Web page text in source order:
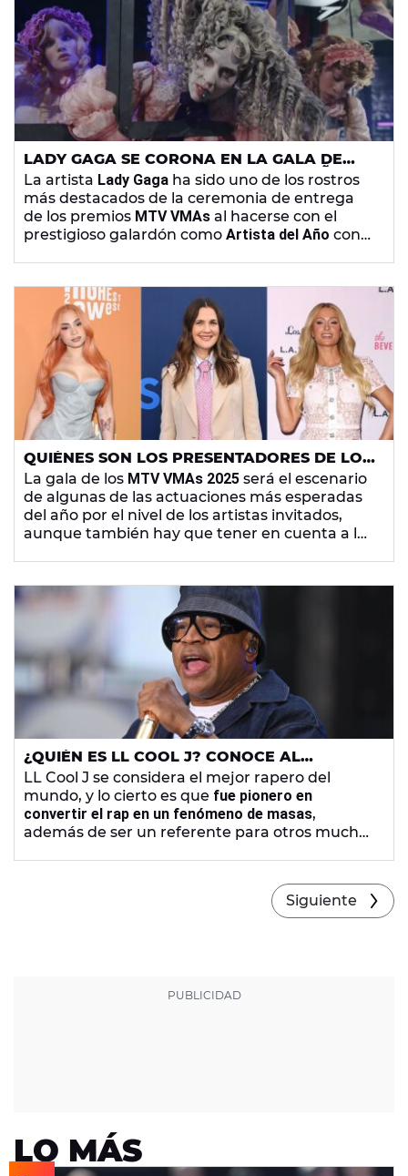
LADY GAGA SE CORONA EN LA GALA DE
LOS MTV VMAS COMO ARTISTA DEL AÑO
La artista Lady Gaga ha sido uno de los rostros
más destacados de la ceremonia de entrega
de los premios MTV VMAs al hacerse con el
prestigioso galardón como Artista del Año con
QUIÉNES SON LOS PRESENTADORES DE LOS
MTV VMAS 2025
La gala de los MTV VMAs 2025 será el escenario
de algunas de las actuaciones más esperadas
del año por el nivel de los artistas invitados,
aunque también hay que tener en cuenta a los
¿QUIÉN ES LL COOL J? CONOCE AL
PRESENTADOR DE LOS MTV VMAS 2025
LL Cool J se considera el mejor rapero del
mundo, y lo cierto es que fue pionero en
convertir el rap en un fenómeno de masas,
además de ser un referente para otros muchos
NCIS: Los Ángeles.
Siguiente
LO MÁS